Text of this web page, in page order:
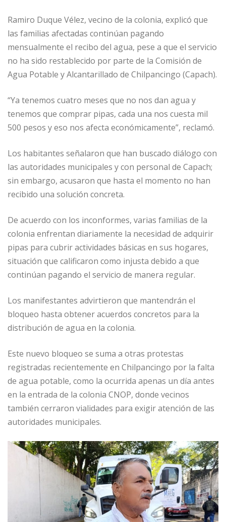
Ramiro Duque Vélez, vecino de la colonia, explicó que
las familias afectadas continúan pagando
mensualmente el recibo del agua, pese a que el servicio
no ha sido restablecido por parte de la Comisión de
Agua Potable y Alcantarillado de Chilpancingo (Capach).
“Ya tenemos cuatro meses que no nos dan agua y
tenemos que comprar pipas, cada una nos cuesta mil
500 pesos y eso nos afecta económicamente”, reclamó.
Los habitantes señalaron que han buscado diálogo con
las autoridades municipales y con personal de Capach;
sin embargo, acusaron que hasta el momento no han
recibido una solución concreta.
De acuerdo con los inconformes, varias familias de la
colonia enfrentan diariamente la necesidad de adquirir
pipas para cubrir actividades básicas en sus hogares,
situación que calificaron como injusta debido a que
continúan pagando el servicio de manera regular.
Los manifestantes advirtieron que mantendrán el
bloqueo hasta obtener acuerdos concretos para la
distribución de agua en la colonia.
Este nuevo bloqueo se suma a otras protestas
registradas recientemente en Chilpancingo por la falta
de agua potable, como la ocurrida apenas un día antes
en la entrada de la colonia CNOP, donde vecinos
también cerraron vialidades para exigir atención de las
autoridades municipales.